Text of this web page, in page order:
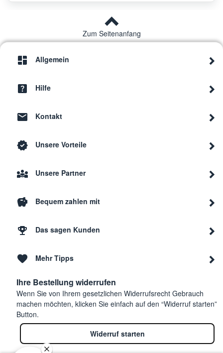
Zum Seitenanfang
Allgemein
Hilfe
Kontakt
Unsere Vorteile
Unsere Partner
Bequem zahlen mit
Das sagen Kunden
Mehr Tipps
Ihre Bestellung widerrufen
Wenn Sie von Ihrem gesetzlichen Widerrufsrecht Gebrauch
machen möchten, klicken Sie einfach auf den “Widerruf starten”
Button.
Widerruf starten